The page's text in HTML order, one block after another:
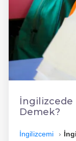
Dil Eğitimi
En Hızlı
En Kolay
En Ucuz
En Uygun
İngilizcede
Demek?
İngilizcemi